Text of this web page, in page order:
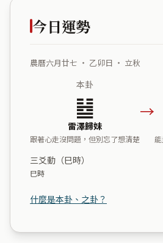
今日運勢
農曆六月廿七 ・ 乙卯日 ・ 立秋
本卦
䷵
雷澤歸妹
跟著心走沒問題，但別忘了想清楚
→
三爻動（巳時）
巳時
什麼是本卦、之卦？